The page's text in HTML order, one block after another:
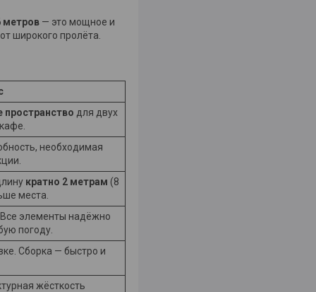
метров — это мощное и
широкого пролёта.
пространство для двух
необходимая
кратно 2 метрам (8
места.
Все элементы надёжно
погоду.
Сборка — быстро и
жёсткость